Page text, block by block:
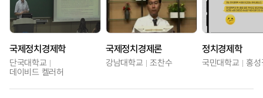
국제정치경제학
단국대학교
데이비드 켈러허
국제정치경제론
강남대학교 조찬수
정치경제학
국민대학교 홍